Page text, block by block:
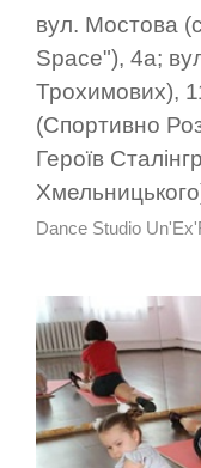
вул. Мостова
Space"), 4а;
Трохимових),
(Спортивно
Героїв
Dance Studio